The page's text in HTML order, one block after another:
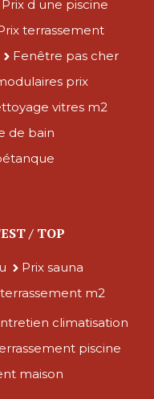
Prix d une piscine
terrassement
Fenêtre pas cher
prix
vitres m2
de bain
/ TOP
Prix sauna
m2
climatisation
piscine
maison